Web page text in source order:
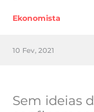
Ekonomista
10 Fev, 2021
Sem ideias